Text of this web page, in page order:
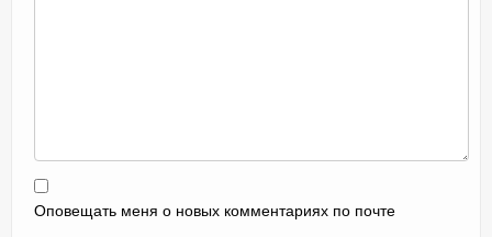
Оповещать меня о новых комментариях по почте